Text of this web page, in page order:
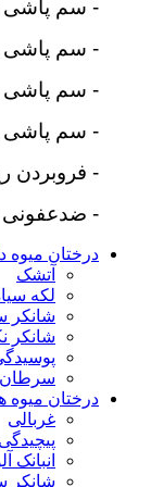
- سم پاشی با بردوفیکس 10 در
- سم پاشی با
- سم پاشی با بردوفیکس
- سم پاشی با بردوفیکس
- فروبردن
- ضدعفونی خاک
درختان میوه
آتشک
لکه
شانکر
شانکر
سرطان
درختان میوه
غربالی
انبانک
شانکر